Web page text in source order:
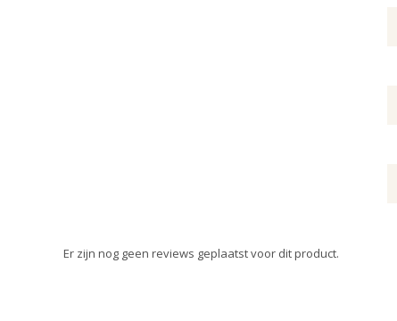
Er zijn nog geen reviews geplaatst voor dit product.